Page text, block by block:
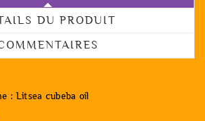
DU PRODUIT
: Litsea cubeba oil